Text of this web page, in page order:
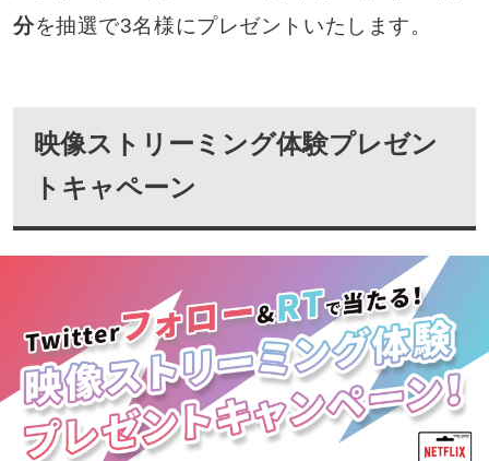
分を抽選で3名様にプレゼントいたします。
映像ストリーミング体験プレゼン
トキャペーン